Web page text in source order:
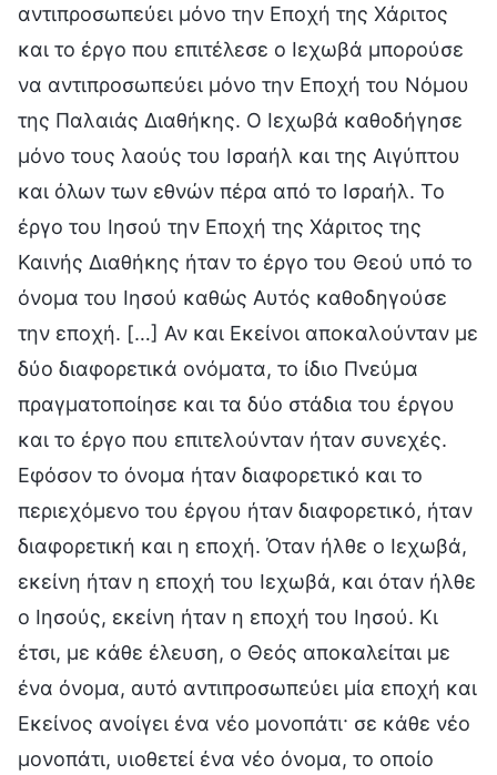
αντιπροσωπεύει μόνο την Εποχή της Χάριτος
και το έργο που επιτέλεσε ο Ιεχωβά μπορούσε
να αντιπροσωπεύει μόνο την Εποχή του Νόμου
της Παλαιάς Διαθήκης. Ο Ιεχωβά καθοδήγησε
μόνο τους λαούς του Ισραήλ και της Αιγύπτου
και όλων των εθνών πέρα από το Ισραήλ. Το
έργο του Ιησού την Εποχή της Χάριτος της
Καινής Διαθήκης ήταν το έργο του Θεού υπό το
όνομα του Ιησού καθώς Αυτός καθοδηγούσε
την εποχή. […] Αν και Εκείνοι αποκαλούνταν με
δύο διαφορετικά ονόματα, το ίδιο Πνεύμα
πραγματοποίησε και τα δύο στάδια του έργου
και το έργο που επιτελούνταν ήταν συνεχές.
Εφόσον το όνομα ήταν διαφορετικό και το
περιεχόμενο του έργου ήταν διαφορετικό, ήταν
διαφορετική και η εποχή. Όταν ήλθε ο Ιεχωβά,
εκείνη ήταν η εποχή του Ιεχωβά, και όταν ήλθε
ο Ιησούς, εκείνη ήταν η εποχή του Ιησού. Κι
έτσι, με κάθε έλευση, ο Θεός αποκαλείται με
ένα όνομα, αυτό αντιπροσωπεύει μία εποχή και
Εκείνος ανοίγει ένα νέο μονοπάτι· σε κάθε νέο
μονοπάτι, υιοθετεί ένα νέο όνομα, το οποίο